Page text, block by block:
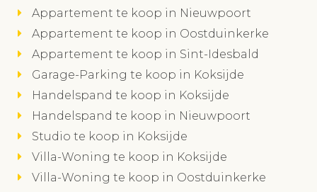
Appartement te koop in Nieuwpoort
Appartement te koop in Oostduinkerke
Appartement te koop in Sint-Idesbald
Garage-Parking te koop in Koksijde
Handelspand te koop in Koksijde
Handelspand te koop in Nieuwpoort
Studio te koop in Koksijde
Villa-Woning te koop in Koksijde
Villa-Woning te koop in Oostduinkerke